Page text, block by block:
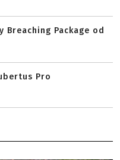
Breaching Package od
Pro